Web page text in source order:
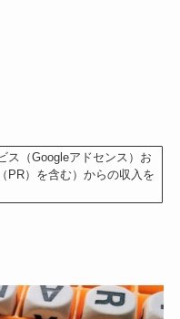
ス（Googleアドセンス）お
PR）を含む）からの収入を